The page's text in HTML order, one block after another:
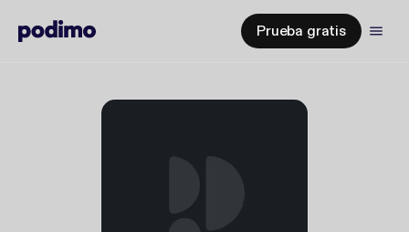
Prueba gratis